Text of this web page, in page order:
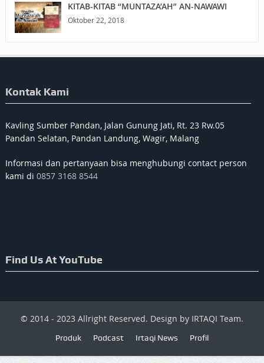
KITAB-KITAB “MUNTAZA’AH” AN-NAWAWI
Oktober 22, 2018
Kontak Kami
Kavling Sumber Pandan, Jalan Gunung Jati, Rt. 23 Rw.05
Pandan Selatan, Pandan Landung, Wagir, Malang
Informasi dan pertanyaan bisa menghubungi contact person
kami di 0857 3168 8544
Find Us At YouTube
© 2014 - 2023 Allright Reserved. Design by IRTAQI Team.
Produk Podcast Irtaqi News Profil